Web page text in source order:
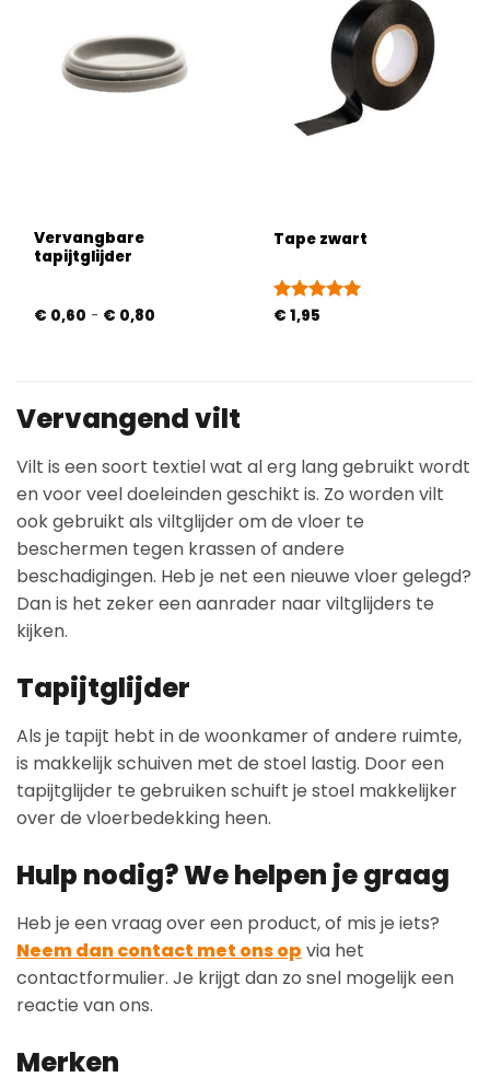
Vervangbare
tapijtglijder
€ 0,60 - € 0,80
Tape zwart
Gewaardeerd
€ 1,95
Vervangend vilt
Vilt is een soort textiel wat al erg lang gebruikt wordt
en voor veel doeleinden geschikt is. Zo worden vilt
ook gebruikt als viltglijder om de vloer te
beschermen tegen krassen of andere
beschadigingen. Heb je net een nieuwe vloer gelegd?
Dan is het zeker een aanrader naar viltglijders te
kijken.
Tapijtglijder
Als je tapijt hebt in de woonkamer of andere ruimte,
is makkelijk schuiven met de stoel lastig. Door een
tapijtglijder te gebruiken schuift je stoel makkelijker
over de vloerbedekking heen.
Hulp nodig? We helpen je graag
Heb je een vraag over een product, of mis je iets?
Neem dan contact met ons op via het
contactformulier. Je krijgt dan zo snel mogelijk een
reactie van ons.
Merken